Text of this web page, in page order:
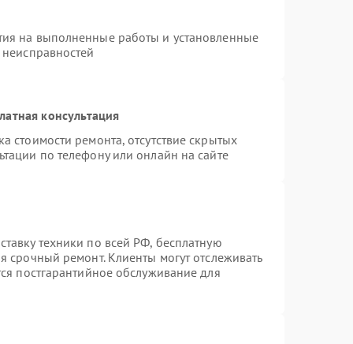
на выполненные работы и установленные
консультация
стоимости ремонта, отсутствие скрытых
по телефону или онлайн на сайте
техники по всей РФ, бесплатную
срочный ремонт. Клиенты могут отслеживать
постгарантийное обслуживание для